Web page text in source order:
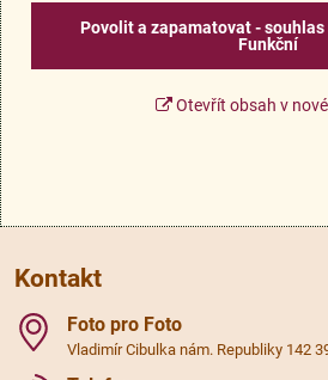
Povolit a zapamatovat - souhlas
Funkční
Otevřít obsah v
Kontakt
Foto pro Foto
Vladimír Cibulka nám. Republiky 142